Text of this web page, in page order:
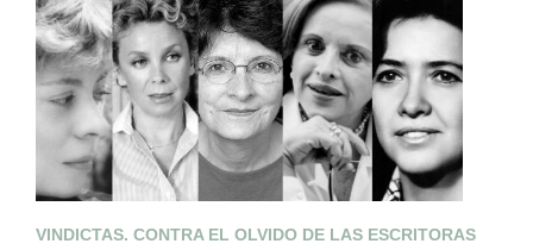
VINDICTAS. CONTRA EL OLVIDO DE LAS ESCRITORAS